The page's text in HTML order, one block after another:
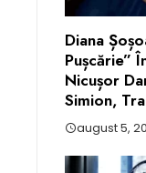
Diana
Pușcărie”
Nicușor
Simion,
august 5,